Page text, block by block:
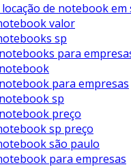
de notebook em
valor
sp
para
para empresas
sp
preço
sp preço
são paulo
para empresas